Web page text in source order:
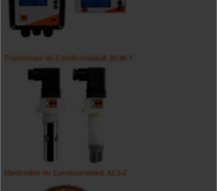
Transmisor de Conductividad, ACM-1
Electrodos de Conductividad, ACS-Z